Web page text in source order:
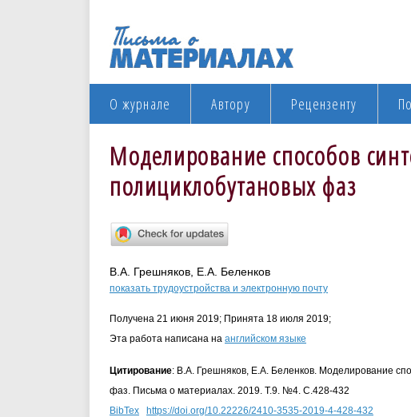
О журнале Автору Рецензенту
Моделирование способов
полициклобутановых фаз
В.А. Грешняков, Е.А. Беленков
показать трудоустройства и электронную почту
Получена 21 июня 2019; Принята 18 июля 2019;
Эта работа написана на английском языке
Цитирование: В.А. Грешняков, Е.А. Беленков. Моделирование
фаз. Письма о материалах. 2019. Т.9. №4. С.428-432
BibTex
https://doi.org/10.22226/2410-3535-2019-4-428-432